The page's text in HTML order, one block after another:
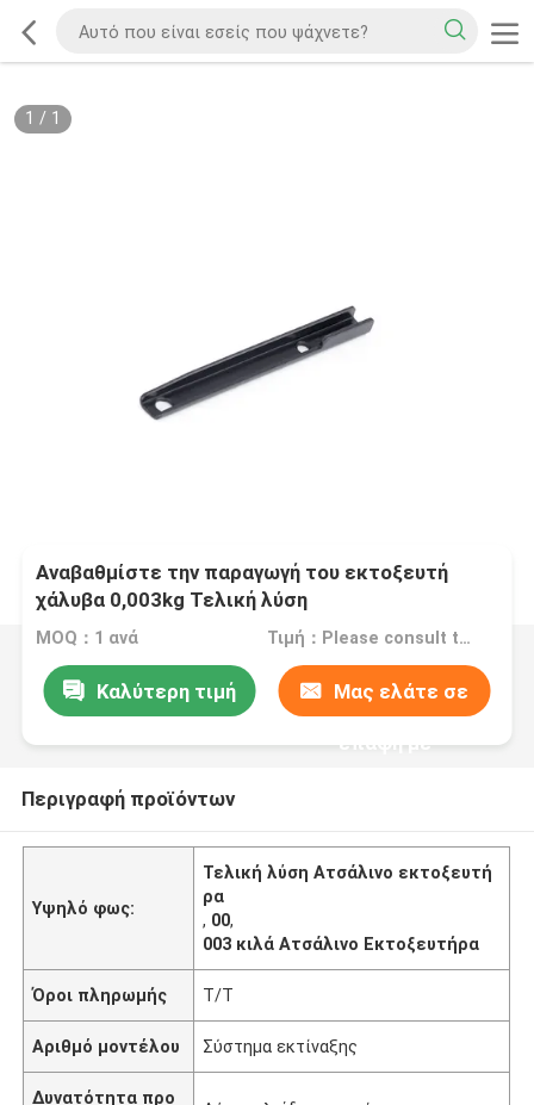
1 / 1
Αναβαθμίστε την παραγωγή του εκτοξευτή
χάλυβα 0,003kg Τελική λύση
MOQ：1 ανά Τιμή：Please consult the sales representative for details
Καλύτερη τιμή Μας ελάτε σε
επαφή με
Περιγραφή προϊόντων
Υψηλό φως:
Τελική λύση Ατσάλινο εκτοξευτή
ρα
, 00,
003 κιλά Ατσάλινο Εκτοξευτήρα
Όροι πληρωμής T/T
Αριθμό μοντέλου Σύστημα εκτίναξης
Δυνατότητα προ